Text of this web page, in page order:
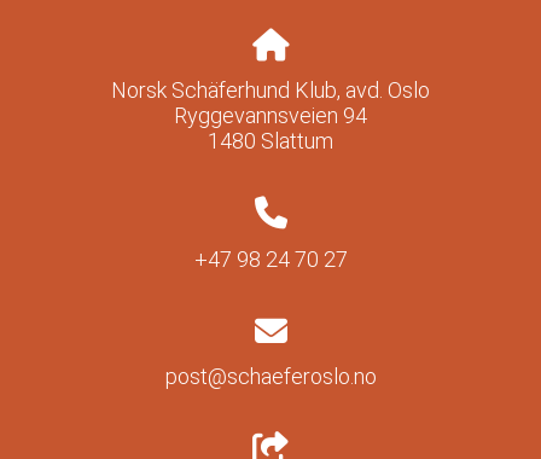
Norsk Schäferhund Klub, avd. Oslo
Ryggevannsveien 94
1480 Slattum
+47 98 24 70 27
post@schaeferoslo.no